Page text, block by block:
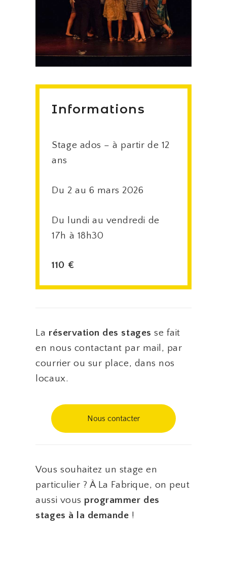
Informations
Stage ados – à partir de 12
ans
Du 2 au 6 mars 2026
Du lundi au vendredi de
17h à 18h30
110 €
La réservation des stages se fait
en nous contactant par mail, par
courrier ou sur place, dans nos
locaux.
Nous contacter
Vous souhaitez un stage en
particulier ? À La Fabrique, on peut
aussi vous programmer des
stages à la demande !